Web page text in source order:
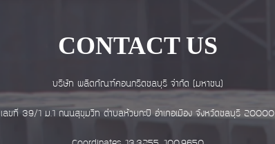
CONTACT US
บริษัท ผลิตภัณฑ์คอนกรีตชลบุรี จำกัด (มหาชน)
เลขที่ 39/1 ม.1 ถนนสุขุมวิท ตำบลห้วยกะปิ อำเภอเมือง จังหวัดชลบุรี 20000